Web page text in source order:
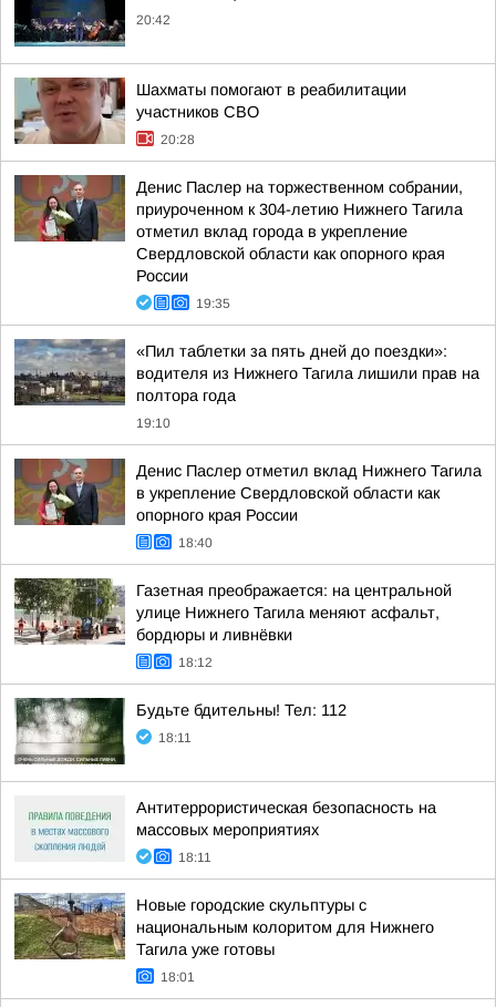
20:42
Шахматы помогают в реабилитации
участников СВО
20:28
Денис Паслер на торжественном собрании,
приуроченном к 304-летию Нижнего Тагила
отметил вклад города в укрепление
Свердловской области как опорного края
России
19:35
«Пил таблетки за пять дней до поездки»:
водителя из Нижнего Тагила лишили прав на
полтора года
19:10
Денис Паслер отметил вклад Нижнего Тагила
в укрепление Свердловской области как
опорного края России
18:40
Газетная преображается: на центральной
улице Нижнего Тагила меняют асфальт,
бордюры и ливнёвки
18:12
Будьте бдительны! Тел: 112
18:11
Антитеррористическая безопасность на
массовых мероприятиях
18:11
Новые городские скульптуры с
национальным колоритом для Нижнего
Тагила уже готовы
18:01